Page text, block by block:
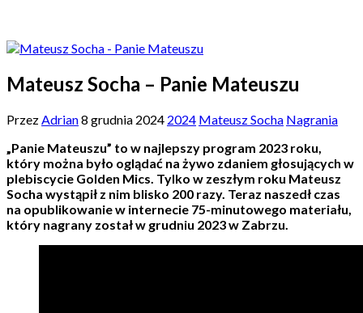
Mateusz Socha – Panie Mateuszu
PrzezAdrian8 grudnia 2024 2024 Mateusz Socha Nagrania
„Panie Mateuszu” to w najlepszy program 2023 roku,
który można było oglądać na żywo zdaniem głosujących w
plebiscycie Golden Mics. Tylko w zeszłym roku Mateusz
Socha wystąpił z nim blisko 200 razy. Teraz naszedł czas
na opublikowanie w internecie 75-minutowego materiału,
który nagrany został w grudniu 2023 w Zabrzu.